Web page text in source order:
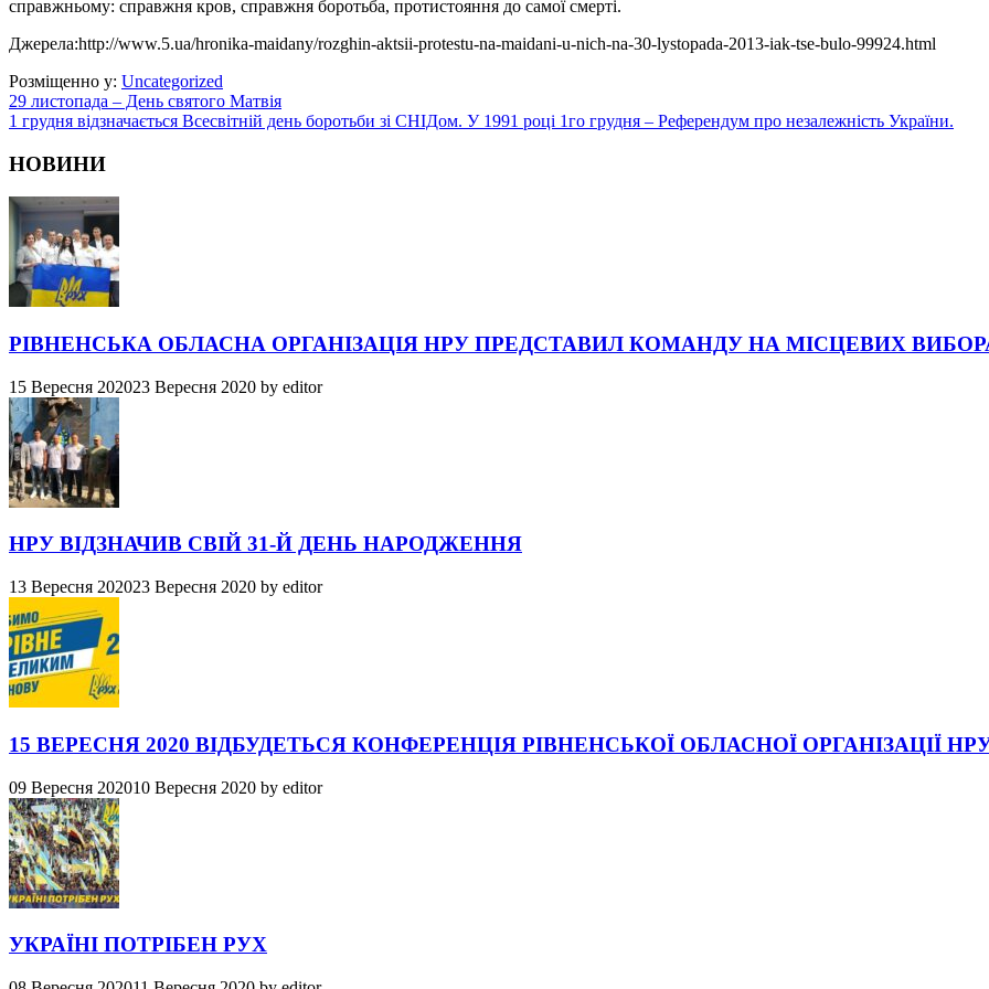
справжньому: справжня кров, справжня боротьба, протистояння до самої смерті.
Джерела:http://www.5.ua/hronika-maidany/rozghin-aktsii-protestu-na-maidani-u-nich-na-30-lystopada-2013-iak-tse-bulo-99924.html
Розміщенно у: Uncategorized
29 листопада – День святого Матвія
1 грудня відзначається Всесвітній день боротьби зі СНІДом. У 1991 році 1го грудня – Референдум про незалежність України.
НОВИНИ
РІВНЕНСЬКА ОБЛАСНА ОРГАНІЗАЦІЯ НРУ ПРЕДСТАВИЛ КОМАНДУ НА МІСЦЕВИХ
15 Вересня 202023 Вересня 2020 by editor
НРУ ВІДЗНАЧИВ СВІЙ 31-Й ДЕНЬ НАРОДЖЕННЯ
13 Вересня 202023 Вересня 2020 by editor
15 ВЕРЕСНЯ 2020 ВІДБУДЕТЬСЯ КОНФЕРЕНЦІЯ РІВНЕНСЬКОЇ ОБЛАСНОЇ ОРГАНІЗАЦІЇ
09 Вересня 202010 Вересня 2020 by editor
УКРАЇНІ ПОТРІБЕН РУХ